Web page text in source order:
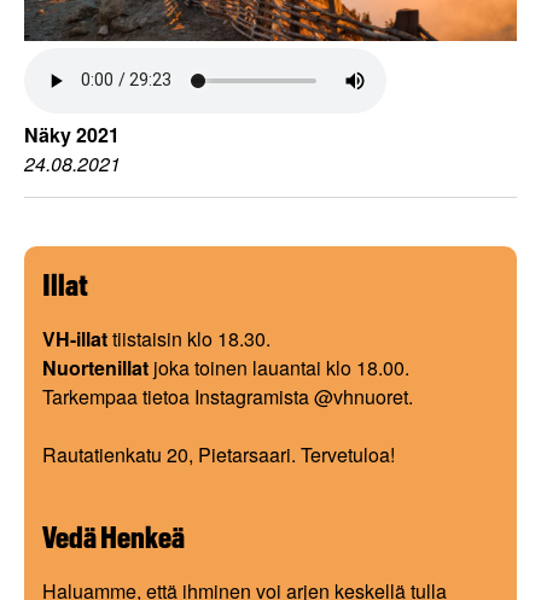
Näky 2021
24.08.2021
Illat
VH-illattiistaisin klo 18.30.
Nuortenillat joka toinen lauantai klo 18.00.
Tarkempaa tietoa Instagramista @vhnuoret.
Rautatienkatu 20, Pietarsaari. Tervetuloa!
Vedä Henkeä
Haluamme, että ihminen voi arjen keskellä tulla